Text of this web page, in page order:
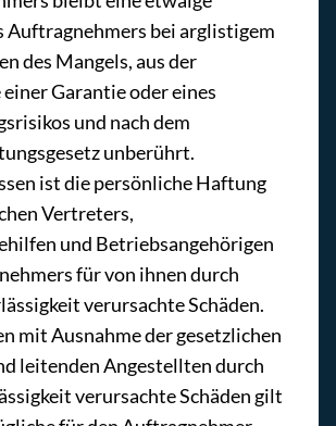
Auftragnehmers bei arglistigem
des Mangels, aus der
Garantie oder eines
und nach dem
unberührt.
ist die persönliche Haftung
Vertreters,
und Betriebsangehörigen
für von ihnen durch
verursachte Schäden.
mit Ausnahme der gesetzlichen
leitenden Angestellten durch
verursachte Schäden gilt